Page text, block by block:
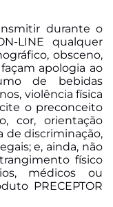
durante o
LINE qualquer
obsceno,
apologia ao
de bebidas
violência física
o preconceito
cor, orientação
de discriminação,
e, ainda, não
físico
médicos ou
PRECEPTOR